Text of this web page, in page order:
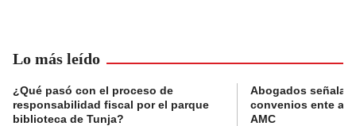
Lo más leído
¿Qué pasó con el proceso de
responsabilidad fiscal por el parque
biblioteca de Tunja?
Abogados
convenios ente
AMC